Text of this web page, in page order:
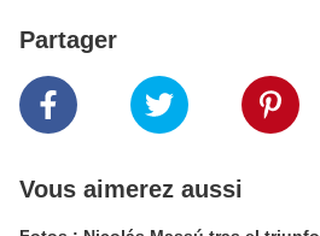
Partager
Vous aimerez aussi